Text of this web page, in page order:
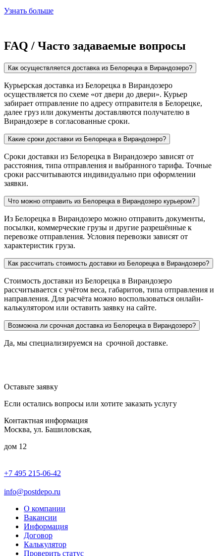
Узнать больше
FAQ / Часто задаваемые вопросы
Как осуществляется доставка из Белорецка в Вирандозеро?
Курьерская доставка из Белорецка в Вирандозеро
осуществляется по схеме «от двери до двери». Курьер
забирает отправление по адресу отправителя в Белорецке,
далее груз или документы доставляются получателю в
Вирандозере в согласованные сроки.
Какие сроки доставки из Белорецка в Вирандозеро?
Сроки доставки из Белорецка в Вирандозеро зависят от
расстояния, типа отправления и выбранного тарифа. Точные
сроки рассчитываются индивидуально при оформлении
заявки.
Что можно отправить из Белорецка в Вирандозеро курьером?
Из Белорецка в Вирандозеро можно отправить документы,
посылки, коммерческие грузы и другие разрешённые к
перевозке отправления. Условия перевозки зависят от
характеристик груза.
Как рассчитать стоимость доставки из Белорецка в Вирандозеро?
Стоимость доставки из Белорецка в Вирандозеро
рассчитывается с учётом веса, габаритов, типа отправления и
направления. Для расчёта можно воспользоваться онлайн-
калькулятором или оставить заявку на сайте.
Возможна ли срочная доставка из Белорецка в Вирандозеро?
Да, мы специализируемся на срочной доставке.
Оставьте заявку
Если остались вопросы или хотите заказать услугу
Контактная информация
Москва, ул. Башиловская,
дом 12
+7 495 215-06-42
info@postdepo.ru
О компании
Вакансии
Информация
Договор
Калькулятор
Проверить статус